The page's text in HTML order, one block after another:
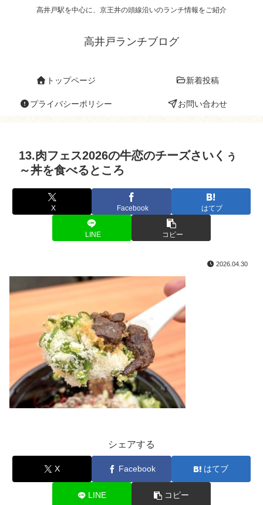
高井戸駅を中心に、京王井の頭線沿いのランチ情報をご紹介
高井戸ランチブログ
トップページ 新着投稿
プライバシーポリシー お問い合わせ
13.肉フェス2026の牛恋のチーズさいくぅ
～丼を食べるところ
X Facebook はてブ
LINE コピー
2026.04.30
シェアする
X Facebook はてブ
LINE コピー